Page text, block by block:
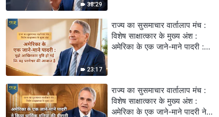
38:29
23:17
राज्य का सुसमाचार वार्तालाप मंच :
विशेष साक्षात्कार के मुख्य अंश :
अमेरिका के एक जाने-माने पादरी :
राज्य का सुसमाचार वार्तालाप मंच :
विशेष साक्षात्कार के मुख्य अंश :
अमेरिका के एक जाने-माने पादरी ने